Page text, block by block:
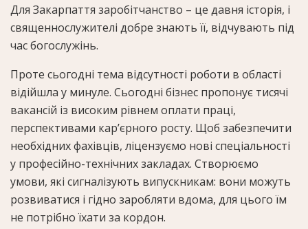
Для Закарпаття заробітчанство – це давня історія, і
священнослужителі добре знають її, відчувають під
час богослужінь.
Проте сьогодні тема відсутності роботи в області
відійшла у минуле. Сьогодні бізнес пропонує тисячі
вакансій із високим рівнем оплати праці,
перспективами кар’єрного росту. Щоб забезпечити
необхідних фахівців, ліцензуємо нові спеціальності
у професійно-технічних закладах. Створюємо
умови, які сигналізують випускникам: вони можуть
розвиватися і гідно заробляти вдома, для цього їм
не потрібно їхати за кордон.